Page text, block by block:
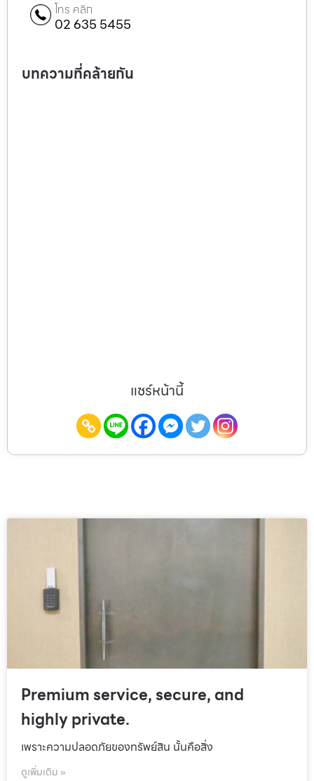
โทร คลิก
02 635 5455
บทความที่คล้ายกัน
แชร์หน้านี้
Premium service, secure, and
highly private.
เพราะความปลอดภัยของทรัพย์สิน นั้นคือสิ่ง
ดูเพิ่มเติม »